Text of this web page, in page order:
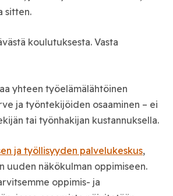
sitten.
koulutuksesta. Vasta
yhteen työelämälähtöinen
ja työntekijöiden osaaminen – ei
tai työnhakijan kustannuksella.
ja työllisyyden palvelukeskus,
uuden näkökulman oppimiseen.
oppimis- ja